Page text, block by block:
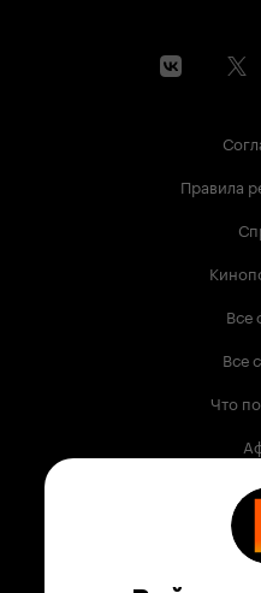
Правила
Все
Все
Что